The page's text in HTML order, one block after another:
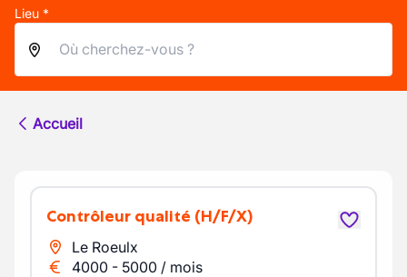
Lieu *
Accueil
Contrôleur qualité (H/F/X)
Le Roeulx
4000 - 5000 / mois